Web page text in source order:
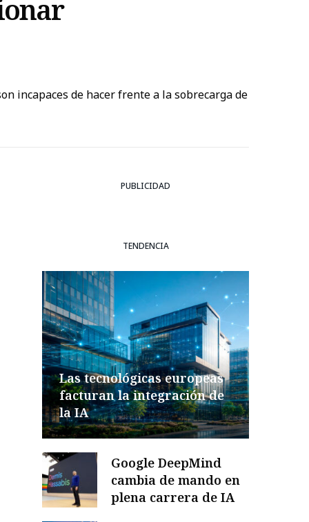
incapaces de hacer frente a la sobrecarga de
PUBLICIDAD
TENDENCIA
Las tecnológicas europeas
facturan la integración de
la IA
Google DeepMind
cambia de mando en
plena carrera de IA